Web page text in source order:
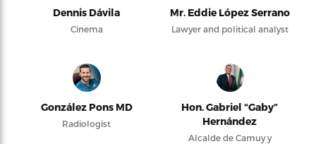
Dennis Dávila
Cinema
Mr. Eddie López Serrano
Lawyer and political analyst
González Pons MD
Radiologist
Hon. Gabriel “Gaby”
Hernández
Alcalde de Camuy y